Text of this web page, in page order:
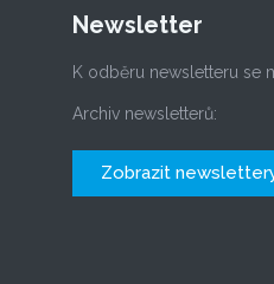
Newsletter
K odběru newsletteru se
Archiv newsletterů:
Zobrazit